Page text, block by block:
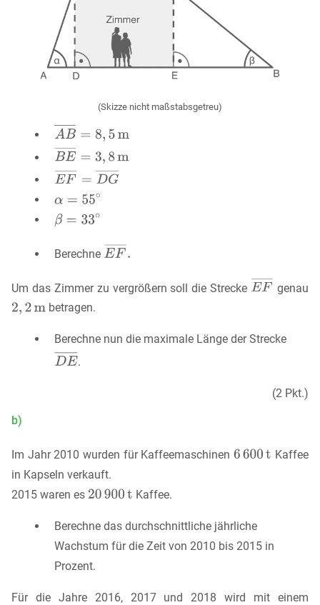
(Skizze nicht maßstabsgetreu)
Berechne
Um das Zimmer zu vergrößern soll die Strecke
genau
betragen.
Berechne nun die maximale Länge der Strecke
.
(2 Pkt.)
b)
Im Jahr 2010 wurden für Kaffeemaschinen
Kaffee
in Kapseln verkauft.
2015 waren es
Kaffee.
Berechne das durchschnittliche jährliche
Wachstum für die Zeit von 2010 bis 2015 in
Prozent.
Für die Jahre 2016, 2017 und 2018 wird mit einem